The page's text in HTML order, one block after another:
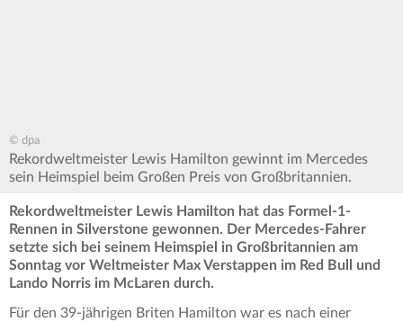
© dpa
Rekordweltmeister Lewis Hamilton gewinnt im Mercedes
sein Heimspiel beim Großen Preis von Großbritannien.
Rekordweltmeister Lewis Hamilton hat das Formel-1-
Rennen in Silverstone gewonnen. Der Mercedes-Fahrer
setzte sich bei seinem Heimspiel in Großbritannien am
Sonntag vor Weltmeister Max Verstappen im Red Bull und
Lando Norris im McLaren durch.
Für den 39-jährigen Briten Hamilton war es nach einer